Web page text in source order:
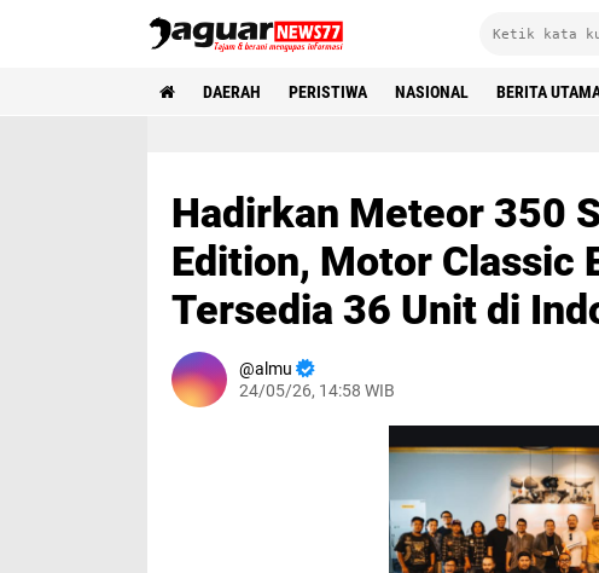
DAERAH PERISTIWA NASIONAL BERITA
Hadirkan Meteor 350
Edition, Motor Classic
Tersedia 36 Unit di
almu
24/05/26, 14:58 WIB